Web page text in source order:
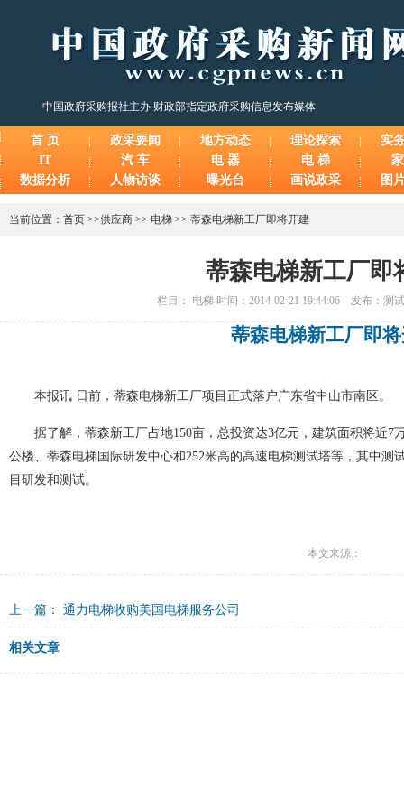
中国政府采购报社主办 财政部指定政府采购信息发布媒体
首 页 政采要闻 地方动态 理论探索
实
IT
汽 车 电 器 电 梯
数据分析
人物访谈 曝光台 画说政采 图
当前位置： 首页 >>供应商 >> 电梯 >> 蒂森电梯新工厂即将开建
蒂森电梯新工厂即
栏目： 电梯 时间：2014-02-21 19:44:06 发布：测
蒂森电梯新工厂即
本报讯 日前，蒂森电梯新工厂项目正式落户广东省中山市南区。
据了解，蒂森新工厂占地150亩，总投资达3亿元，建筑面积将近7
公楼、蒂森电梯国际研发中心和252米高的高速电梯测试塔等，其中测
目研发和测试。
本文来源：
上一篇： 通力电梯收购美国电梯服务公司
相关文章